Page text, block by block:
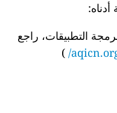
التطبيقات، راجع
)